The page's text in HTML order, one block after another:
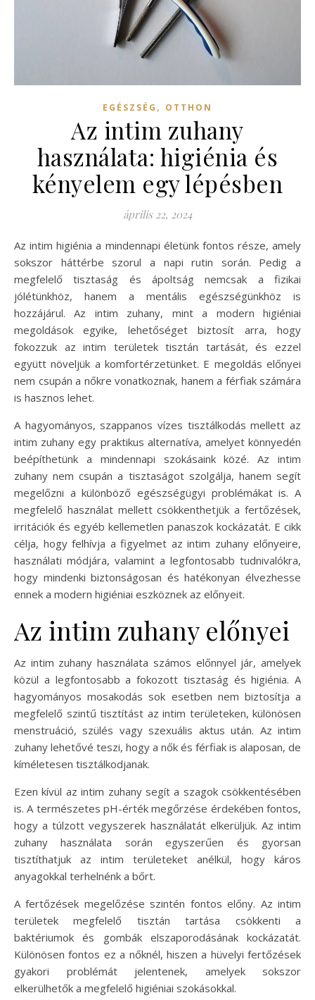
EGÉSZSÉG , OTTHON
Az intim zuhany
használata: higiénia és
kényelem egy lépésben
április 22, 2024
Az intim higiénia a mindennapi életünk fontos része, amely
sokszor háttérbe szorul a napi rutin során. Pedig a
megfelelő tisztaság és ápoltság nemcsak a fizikai
jólétünkhöz, hanem a mentális egészségünkhöz is
hozzájárul. Az intim zuhany, mint a modern higiéniai
megoldások egyike, lehetőséget biztosít arra, hogy
fokozzuk az intim területek tisztán tartását, és ezzel
együtt növeljük a komfortérzetünket. E megoldás előnyei
nem csupán a nőkre vonatkoznak, hanem a férfiak számára
is hasznos lehet.
A hagyományos, szappanos vízes tisztálkodás mellett az
intim zuhany egy praktikus alternatíva, amelyet könnyedén
beépíthetünk a mindennapi szokásaink közé. Az intim
zuhany nem csupán a tisztaságot szolgálja, hanem segít
megelőzni a különböző egészségügyi problémákat is. A
megfelelő használat mellett csökkenthetjük a fertőzések,
irritációk és egyéb kellemetlen panaszok kockázatát. E cikk
célja, hogy felhívja a figyelmet az intim zuhany előnyeire,
használati módjára, valamint a legfontosabb tudnivalókra,
hogy mindenki biztonságosan és hatékonyan élvezhesse
ennek a modern higiéniai eszköznek az előnyeit.
Az intim zuhany előnyei
Az intim zuhany használata számos előnnyel jár, amelyek
közül a legfontosabb a fokozott tisztaság és higiénia. A
hagyományos mosakodás sok esetben nem biztosítja a
megfelelő szintű tisztítást az intim területeken, különösen
menstruáció, szülés vagy szexuális aktus után. Az intim
zuhany lehetővé teszi, hogy a nők és férfiak is alaposan, de
kíméletesen tisztálkodjanak.
Ezen kívül az intim zuhany segít a szagok csökkentésében
is. A természetes pH-érték megőrzése érdekében fontos,
hogy a túlzott vegyszerek használatát elkerüljük. Az intim
zuhany használata során egyszerűen és gyorsan
tisztíthatjuk az intim területeket anélkül, hogy káros
anyagokkal terhelnénk a bőrt.
A fertőzések megelőzése szintén fontos előny. Az intim
területek megfelelő tisztán tartása csökkenti a
baktériumok és gombák elszaporodásának kockázatát.
Különösen fontos ez a nőknél, hiszen a hüvelyi fertőzések
gyakori problémát jelentenek, amelyek sokszor
elkerülhetők a megfelelő higiéniai szokásokkal.